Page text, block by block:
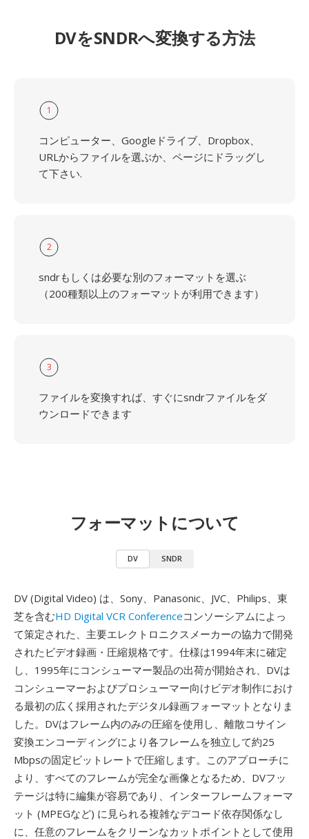
DVをSNDRへ変換する方法
1
コンピューター、Googleドライブ、Dropbox、
URLからファイルを選ぶか、ページにドラッグし
て下さい.
2
sndrもしくは必要な別のフォーマットを選ぶ
（200種類以上のフォーマットが利用できます）
3
ファイルを変換すれば、すぐにsndrファイルをダ
ウンロードできます
フォーマットについて
DV SNDR
DV (Digital Video) は、Sony、Panasonic、JVC、Philips、東
芝を含むHD Digital VCR Conferenceコンソーシアムによっ
て策定された、主要エレクトロニクスメーカーの協力で開発
されたビデオ録画・圧縮規格です。仕様は1994年末に確定
し、1995年にコンシューマー製品の出荷が開始され、DVは
コンシューマーおよびプロシューマー向けビデオ制作におけ
る最初の広く採用されたデジタル録画フォーマットとなりま
した。DVはフレーム内のみの圧縮を使用し、離散コサイン
変換エンコーディングにより各フレームを独立して約25
Mbpsの固定ビットレートで圧縮します。このアプローチに
より、すべてのフレームが完全な画像となるため、DVフッ
テージは特に編集が容易であり、インターフレームフォーマ
ット (MPEGなど) に見られる複雑なデコード依存関係なし
に、任意のフレームをクリーンなカットポイントとして使用